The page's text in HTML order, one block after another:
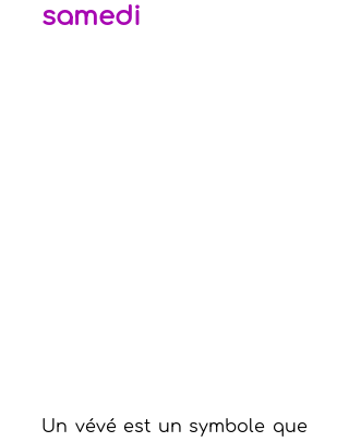
samedi
Un vévé est un symbole que